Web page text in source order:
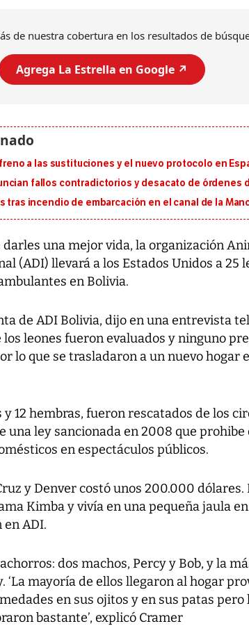
de nuestra cobertura en los resultados de
Agrega La Estrella en Google ↗️
freno a las sustituciones y el nuevo protocolo en
fallos contradictorios y desacato de órdenes
tras incendio de embarcación en el canal de la
darles una mejor vida, la organización
(ADI) llevará a los Estados Unidos a 25
en Bolivia.
de ADI Bolivia, dijo en una entrevista
los leones fueron evaluados y ninguno
lo que se trasladaron a un nuevo hogar
y 12 hembras, fueron rescatados de los
una ley sancionada en 2008 que prohibe
en espectáculos públicos.
y Denver costó unos 200.000
Kimba y vivía en una pequeña jaula
ADI.
dos machos, Percy y Bob, y la
‘La mayoría de ellos llegaron al hogar
en sus ojitos y en sus patas pero
bastante’, explicó Cramer